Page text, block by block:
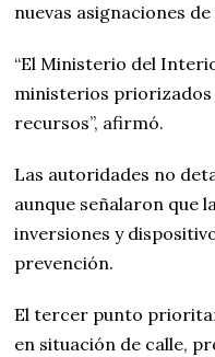
nuevas asignaciones
“El Ministerio del
ministerios priorizados
recursos”, afirmó.
Las autoridades no
aunque señalaron que
inversiones y
prevención.
El tercer punto
en situación de calle,